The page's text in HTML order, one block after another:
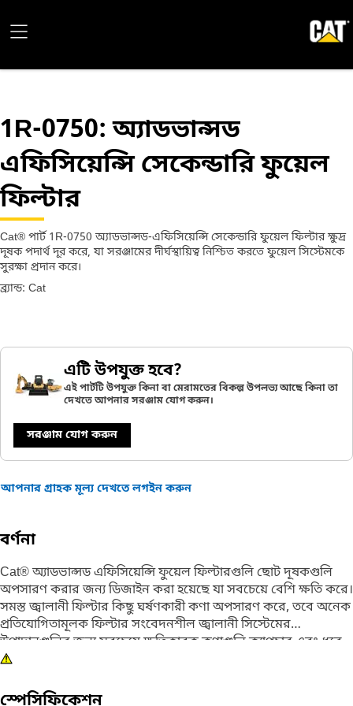
1R-0750: অ্যাডভান্সড
এফিসিয়েন্সি সেকেন্ডারি ফুয়েল
ফিল্টার
Cat® পার্ট 1R-0750 অ্যাডভান্সড-এফিসিয়েন্সি সেকেন্ডারি ফুয়েল ফিল্টার ক্ষুদ্র
দূষক পদার্থ দূর করে, যা সরঞ্জামের দীর্ঘস্থায়িত্ব নিশ্চিত করতে ফুয়েল সিস্টেমকে
সুরক্ষা প্রদান করে।
ব্র্যান্ড: Cat
এটি উপযুক্ত হবে?
এই পার্টটি উপযুক্ত কিনা বা মেরামতের বিকল্প উপলভ্য আছে কিনা তা
দেখতে আপনার সরঞ্জাম যোগ করুন।
সরঞ্জাম যোগ করুন
আপনার গ্রাহক মূল্য দেখতে লগইন করুন
বর্ণনা
Cat® অ্যাডভান্সড এফিসিয়েন্সি ফুয়েল ফিল্টারগুলি ছোট দূষকগুলি
অপসারণ করার জন্য ডিজাইন করা হয়েছে যা সবচেয়ে বেশি ক্ষতি করে।
সমস্ত জ্বালানী ফিল্টার কিছু ঘর্ষণকারী কণা অপসারণ করে, তবে অনেক
প্রতিযোগিতামূলক ফিল্টার সংবেদনশীল জ্বালানী সিস্টেমের
উপাদানগুলির জন্য সবচেয়ে ক্ষতিকারক কণাগুলি ক্যাপচার এবং ধরে
রাখতে কার্যকর নয়। Caterpillar পরীক্ষা প্রমাণ করে যে Cat® জ্বালানী
স্পেসিফিকেশন